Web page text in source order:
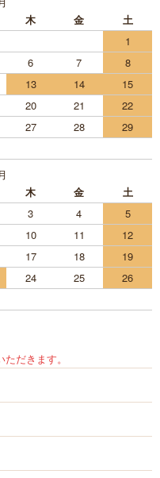
木 金
土
1
6 7
8
13 14
15
20 21
22
27 28
29
木 金
土
3 4
5
10 11
12
17 18
19
24 25
26
だきます。